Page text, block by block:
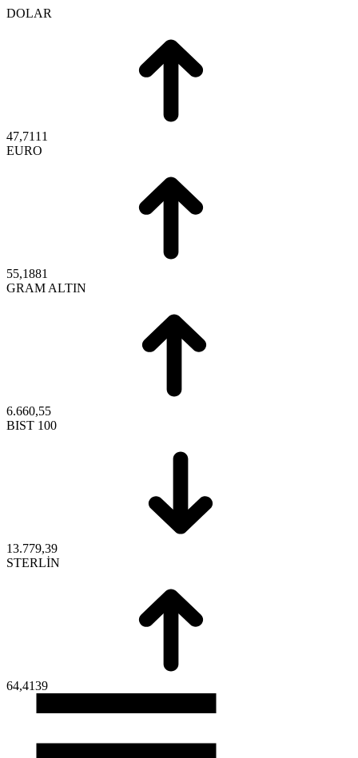
DOLAR
47,7111
EURO
55,1881
GRAM ALTIN
6.660,55
BIST 100
13.779,39
STERLİN
64,4139